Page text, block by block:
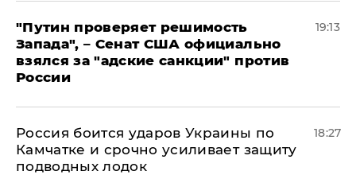
"Путин проверяет решимость
Запада", – Сенат США официально
взялся за "адские санкции" против
России
19:13
Россия боится ударов Украины по
Камчатке и срочно усиливает защиту
подводных лодок
18:27